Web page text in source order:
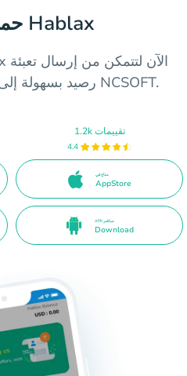
حمل تطبيق Hablax
رصيد بسهولة إلى عمان باستخدام مشغل NCSOFT.
1.2k تقييمات
4.4
متاح في
AppStore
APK مباشر
Download